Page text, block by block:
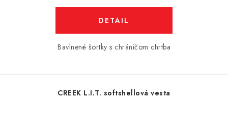
DETAIL
Bavlnené šortky s chráničom chrtba
CREEK L.I.T. softshellová vesta